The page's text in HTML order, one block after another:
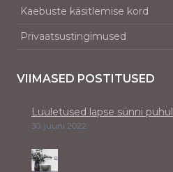
Kaebuste käsitlemise kord
Privaatsustingimused
VIIMASED POSTITUSED
Luuletused lapse sünni puhul
30. juuni 2022